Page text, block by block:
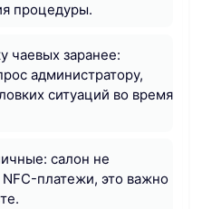
процедуры.
чаевых заранее:
администратору,
ситуаций во время
салон не
платежи, это важно